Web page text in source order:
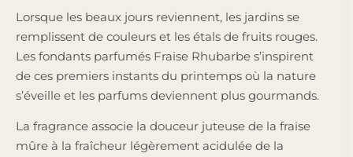
Lorsque les beaux jours reviennent, les jardins se
remplissent de couleurs et les étals de fruits rouges.
Les fondants parfumés Fraise Rhubarbe s’inspirent
de ces premiers instants du printemps où la nature
s’éveille et les parfums deviennent plus gourmands.
La fragrance associe la douceur juteuse de la fraise
mûre à la fraîcheur légèrement acidulée de la